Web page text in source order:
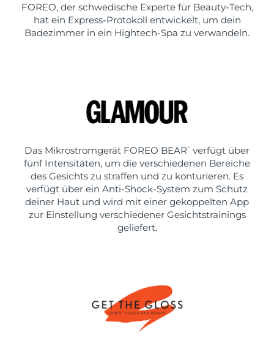
FOREO, der schwedische Experte für Beauty-Tech,
hat ein Express-Protokoll entwickelt, um dein
Badezimmer in ein Hightech-Spa zu verwandeln.
Das Mikrostromgerät FOREO BEAR ™
verfügt über
fünf Intensitäten, um die verschiedenen Bereiche
des Gesichts zu straffen und zu konturieren. Es
verfügt über ein Anti-Shock-System zum Schutz
deiner Haut und wird mit einer gekoppelten App
zur Einstellung verschiedener Gesichtstrainings
geliefert.